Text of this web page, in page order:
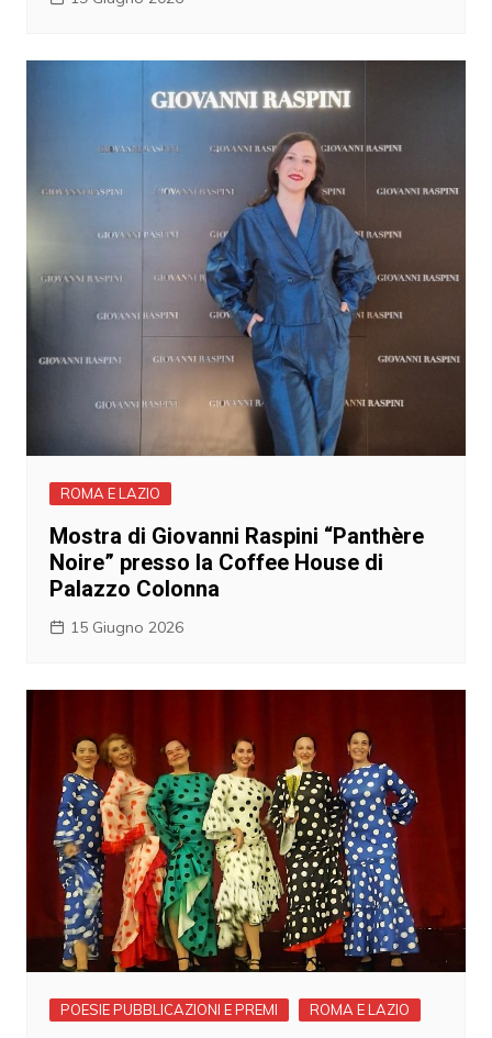
ROMA E LAZIO
Mostra di Giovanni Raspini “Panthère
Noire” presso la Coffee House di
Palazzo Colonna
15 Giugno 2026
POESIE PUBBLICAZIONI E PREMI ROMA E LAZIO